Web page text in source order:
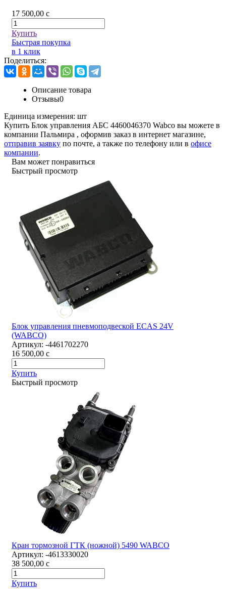
17 500,00 c
Купить
Быстрая покупка
в 1 клик
Поделиться:
Описание товара
Отзывы0
Единица измерения: шт
Купить Блок управления АБС 4460046370 Wabco вы можете в
компании Пальмира , оформив заказ в интернет магазине,
отправив заявку по почте, а также по телефону или в офисе
компании.
Вам может понравиться
Быстрый просмотр
Блок управления пневмоподвеской ECAS 24V
(WABCO)
Артикул: -4461702270
16 500,00 c
Купить
Быстрый просмотр
Кран тормозной ГТК (ножной) 5490 WABCO
Артикул: -4613330020
38 500,00 c
Купить